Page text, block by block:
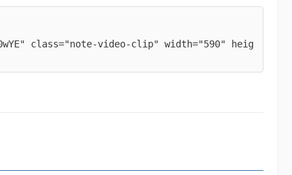
class="note-video-clip" width="590" heig